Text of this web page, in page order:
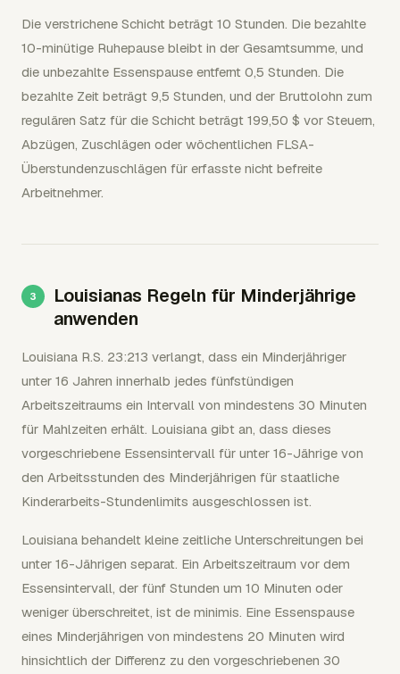
Die verstrichene Schicht beträgt 10 Stunden. Die bezahlte
10-minütige Ruhepause bleibt in der Gesamtsumme, und
die unbezahlte Essenspause entfernt 0,5 Stunden. Die
bezahlte Zeit beträgt 9,5 Stunden, und der Bruttolohn zum
regulären Satz für die Schicht beträgt 199,50 $ vor Steuern,
Abzügen, Zuschlägen oder wöchentlichen FLSA-
Überstundenzuschlägen für erfasste nicht befreite
Arbeitnehmer.
Louisianas Regeln für Minderjährige
anwenden
Louisiana R.S. 23:213 verlangt, dass ein Minderjähriger
unter 16 Jahren innerhalb jedes fünfstündigen
Arbeitszeitraums ein Intervall von mindestens 30 Minuten
für Mahlzeiten erhält. Louisiana gibt an, dass dieses
vorgeschriebene Essensintervall für unter 16-Jährige von
den Arbeitsstunden des Minderjährigen für staatliche
Kinderarbeits-Stundenlimits ausgeschlossen ist.
Louisiana behandelt kleine zeitliche Unterschreitungen bei
unter 16-Jährigen separat. Ein Arbeitszeitraum vor dem
Essensintervall, der fünf Stunden um 10 Minuten oder
weniger überschreitet, ist de minimis. Eine Essenspause
eines Minderjährigen von mindestens 20 Minuten wird
hinsichtlich der Differenz zu den vorgeschriebenen 30